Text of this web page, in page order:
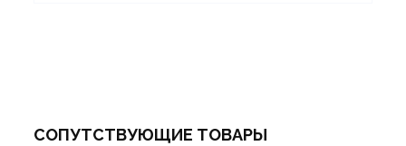
СОПУТСТВУЮЩИЕ ТОВАРЫ